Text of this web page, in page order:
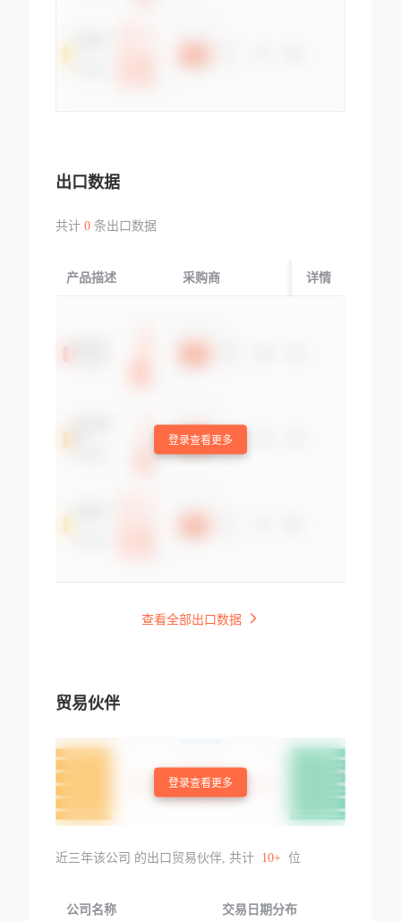
出口数据
共计 0条出口数据
产品描述 采购商 起运国/地区
详情
登录查看更多
查看全部出口数据
贸易伙伴
登录查看更多
近三年该公司 的出口贸易伙伴, 共计 10+ 位
公司名称 交易日期分布